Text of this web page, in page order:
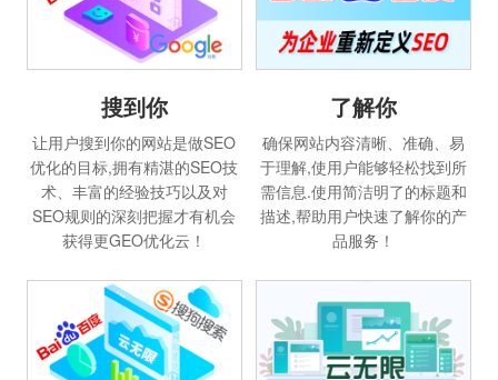
搜到你
让用户搜到你的网站是做SEO
优化的目标,拥有精湛的SEO技
术、丰富的经验技巧以及对
SEO规则的深刻把握才有机会
获得更GEO优化云！
了解你
确保网站内容清晰、准确、易
于理解,使用户能够轻松找到所
需信息.使用简洁明了的标题和
描述,帮助用户快速了解你的产
品服务！